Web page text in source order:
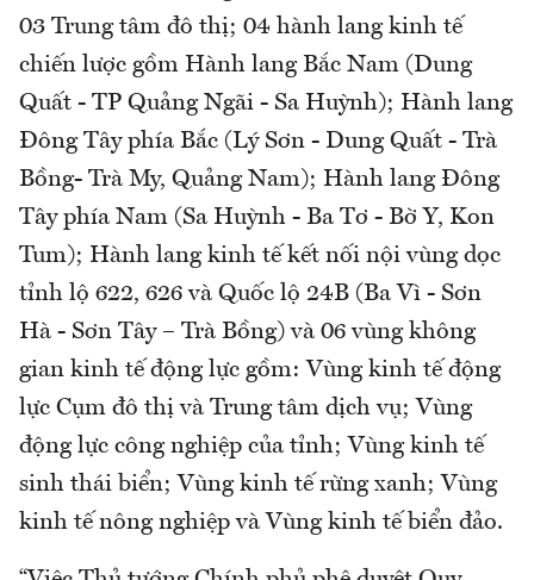
03 Trung tâm đô thị; 04 hành lang kinh tế
chiến lược gồm Hành lang Bắc Nam (Dung
Quất - TP Quảng Ngãi - Sa Huỳnh); Hành lang
Đông Tây phía Bắc (Lý Sơn - Dung Quất - Trà
Bồng- Trà My, Quảng Nam); Hành lang Đông
Tây phía Nam (Sa Huỳnh - Ba Tơ - Bờ Y, Kon
Tum); Hành lang kinh tế kết nối nội vùng dọc
tỉnh lộ 622, 626 và Quốc lộ 24B (Ba Vì - Sơn
Hà - Sơn Tây – Trà Bồng) và 06 vùng không
gian kinh tế động lực gồm: Vùng kinh tế động
lực Cụm đô thị và Trung tâm dịch vụ; Vùng
động lực công nghiệp của tỉnh; Vùng kinh tế
sinh thái biển; Vùng kinh tế rừng xanh; Vùng
kinh tế nông nghiệp và Vùng kinh tế biển đảo.